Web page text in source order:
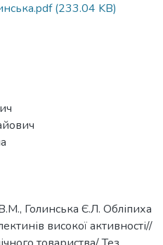
(233.04 KB)
Голинська Є.Л. Обліпиха
високої активності//